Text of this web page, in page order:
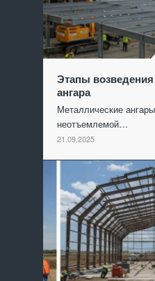
Этапы
ангара
Металлические
неотъемлемой…
21.09.2025